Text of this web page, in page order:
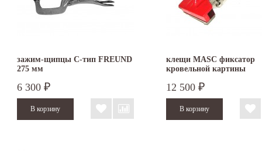
зажим-щипцы С-тип FREUND
275 мм
6 300 ₽
клещи MASC фиксатор
кровельной картины
12 500 ₽